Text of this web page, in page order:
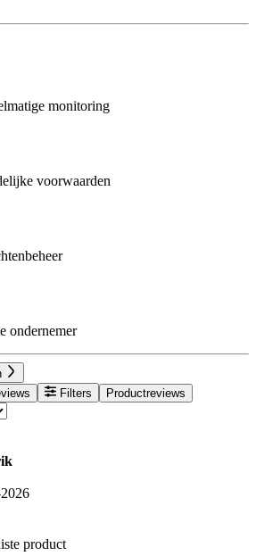
monitoring
voorwaarden
ondernemer
Filters Productreviews
product